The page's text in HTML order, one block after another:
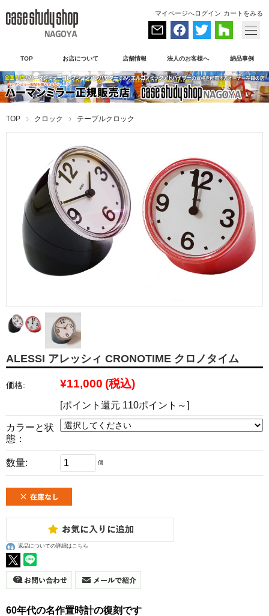
マイページへログイン カートをみる
TOP お店について 店舗情報 法人のお客様へ 納品事例
TOP クロック テーブルクロック
ALESSI アレッシィ CRONOTIME クロノタイム
価格: ¥11,000 (税込)
[ポイント還元 110ポイント～]
カラーと状
態：
数量: 個
返品についての詳細はこちら
60年代の名作置時計の復刻です